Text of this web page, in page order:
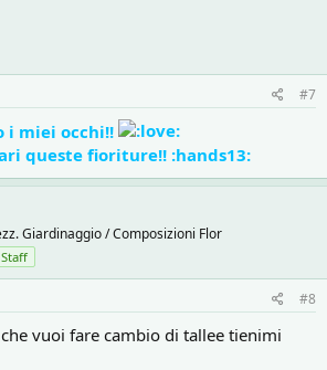
#7
i miei occhi!!
queste fioriture!! :hands13:
Giardinaggio / Composizioni Flor
#8
vuoi fare cambio di tallee tienimi